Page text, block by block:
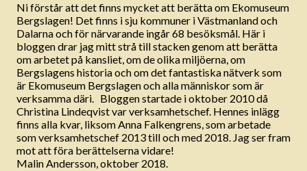
Ni förstår att det finns mycket att berätta om Ekomuseum
Bergslagen! Det finns i sju kommuner i Västmanland och
Dalarna och för närvarande ingår 68 besöksmål. Här i
bloggen drar jag mitt strå till stacken genom att berätta
om arbetet på kansliet, om de olika miljöerna, om
Bergslagens historia och om det fantastiska nätverk som
är Ekomuseum Bergslagen och alla människor som är
verksamma däri. Bloggen startade i oktober 2010 då
Christina Lindeqvist var verksamhetschef. Hennes inlägg
finns alla kvar, liksom Anna Falkengrens, som arbetade
som verksamhetschef 2013 till och med 2018. Jag ser fram
mot att föra berättelserna vidare!
Malin Andersson, oktober 2018.